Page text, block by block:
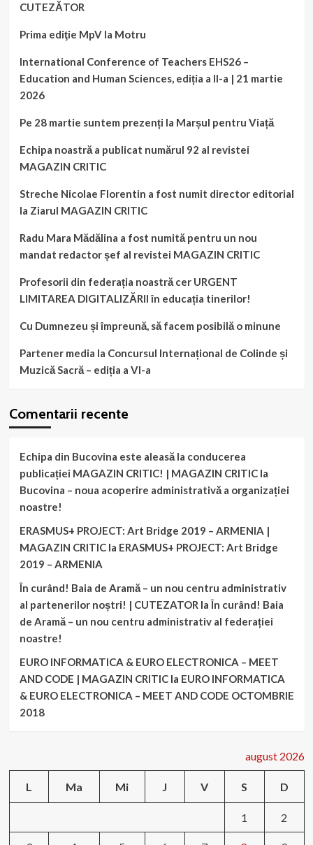
CUTEZĂTOR
Prima ediţie MpV la Motru
International Conference of Teachers EHS26 –
Education and Human Sciences, ediția a II-a | 21 martie
2026
Pe 28 martie suntem prezenți la Marșul pentru Viață
Echipa noastră a publicat numărul 92 al revistei
MAGAZIN CRITIC
Streche Nicolae Florentin a fost numit director editorial
la Ziarul MAGAZIN CRITIC
Radu Mara Mădălina a fost numită pentru un nou
mandat redactor șef al revistei MAGAZIN CRITIC
Profesorii din federația noastră cer URGENT
LIMITAREA DIGITALIZĂRII în educația tinerilor!
Cu Dumnezeu și împreună, să facem posibilă o minune
Partener media la Concursul Internațional de Colinde și
Muzică Sacră – ediția a VI-a
Comentarii recente
Echipa din Bucovina este aleasă la conducerea
publicației MAGAZIN CRITIC! | MAGAZIN CRITICla
Bucovina – noua acoperire administrativă a organizației
noastre!
ERASMUS+ PROJECT: Art Bridge 2019 – ARMENIA |
MAGAZIN CRITICla ERASMUS+ PROJECT: Art Bridge
2019 – ARMENIA
În curând! Baia de Aramă – un nou centru administrativ
al partenerilor noștri! | CUTEZATOR laÎn curând! Baia
de Aramă – un nou centru administrativ al federației
noastre!
EURO INFORMATICA & EURO ELECTRONICA – MEET
AND CODE | MAGAZIN CRITICla EURO INFORMATICA
& EURO ELECTRONICA – MEET AND CODE OCTOMBRIE
2018
august 2026
L Ma Mi J V S D
1 2